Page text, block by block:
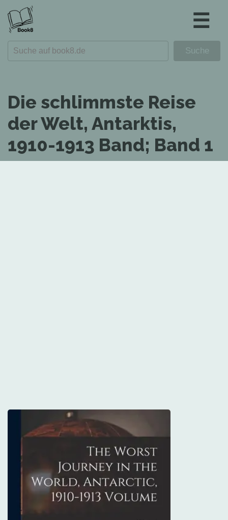
☰
Die schlimmste Reise
der Welt, Antarktis,
1910-1913 Band; Band 1